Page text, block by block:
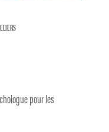
pour les